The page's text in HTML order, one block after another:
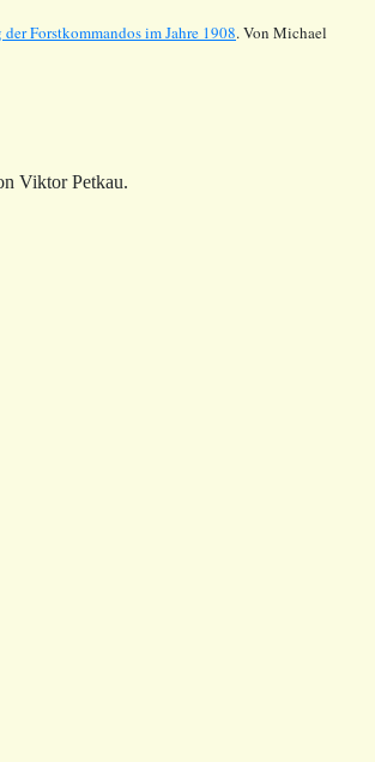
Forstkommandos im Jahre 1908. Von Michael
Viktor Petkau.